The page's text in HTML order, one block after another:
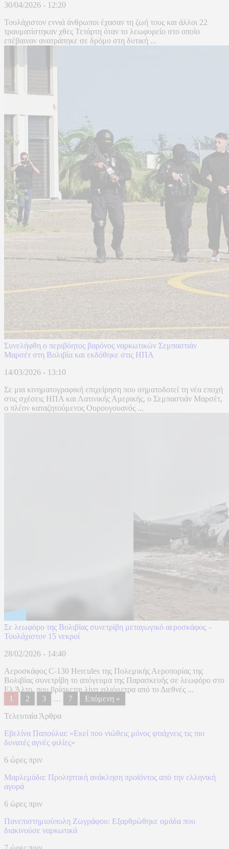
30/04/2026 - 12:20
Τουλάχιστον εννιά άνθρωποι έχασαν τη ζωή τους και άλλοι 22
τραυματίστηκαν χθες Τετάρτη όταν το λεωφορείο στο οποίο
επέβαιναν ανατράπηκε σε δρόμο στη δυτική ...
Συνελήφθη ο περιβόητος βαρόνος ναρκωτικών Σεμπαστιάν
Μαρσέτ στη Βολιβία και εκδόθηκε στις ΗΠΑ
14/03/2026 - 13:10
Σε μια κινηματογραφική επιχείρηση που σηματοδοτεί τη νέα εποχή
στις σχέσεις ΗΠΑ και Λατινικής Αμερικής, ο Σεμπαστιάν Μαρσέτ,
ο πλέον καταζητούμενος Ουρουγουανός ...
Σε λεωφόρο της Βολιβίας συνετρίβη μεταγωγικό αεροσκάφος –
Τουλάχιστον 15 νεκροί
28/02/2026 - 14:40
Aεροσκάφος C-130 Hercules της Πολεμικής Αεροπορίας της
Βολιβίας συνετρίβη το απόγευμα της Παρασκευής σε λεωφόρο στο
Ελ Άλτο, που βρίσκεται λίγα χιλιόμετρα από το Διεθνές ...
1
2 3 … 7
Επόμενη »
Τελευταία Άρθρα
Εβελίνα Παπούλια: «Εκεί που νιώθεις μόνος φτιάχνεις τις πιο
δυνατές αγνές φιλίες»
6 ώρες πριν
Μαρλεμάδα: Προληπτική ανάκληση προϊόντος από την ελληνική
αγορά
6 ώρες πριν
Πανεπιστημιούπολη Ζωγράφου: Εξαρθρώθηκε ομάδα που
διακινούσε ναρκωτικά